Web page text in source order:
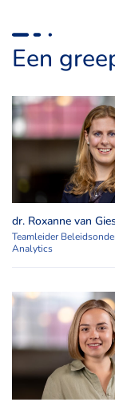
Een
dr. Roxanne van
Teamleider
Analytics